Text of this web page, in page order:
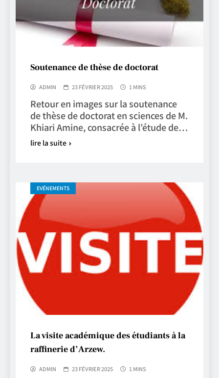
Soutenance de thèse de doctorat
ADMIN 23 FÉVRIER 2025 1 MINS
Retour en images sur la soutenance
de thèse de doctorat en sciences de M.
Khiari Amine, consacrée à l’étude de…
lire la suite
EVÉNEMENTS
La visite académique des étudiants à la
raffinerie d’Arzew.
ADMIN 23 FÉVRIER 2025 1 MINS